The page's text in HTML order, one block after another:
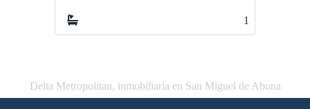
Delta Metropolitan, inmobiliaria en San Miguel de Abona